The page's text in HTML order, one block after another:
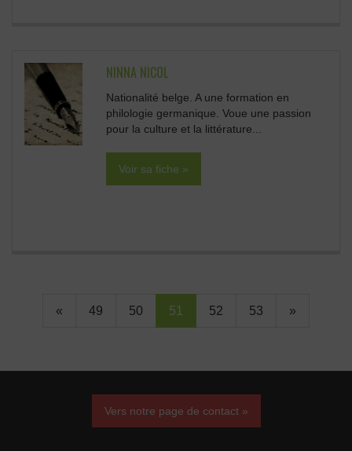
NINNA NICOL
Nationalité belge. A une formation en
philologie germanique. Voue une passion
pour la culture et la littérature...
Voir sa fiche »
« 49 50 51 52 53 »
Vers notre page de contact »